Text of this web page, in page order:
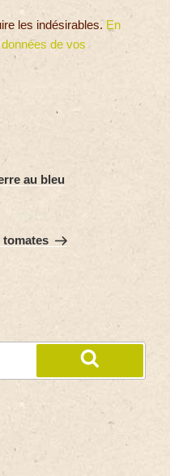
les indésirables. En
de vos
au bleu